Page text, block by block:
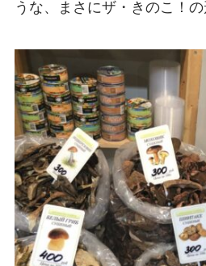
うな、まさにザ・きのこ！の